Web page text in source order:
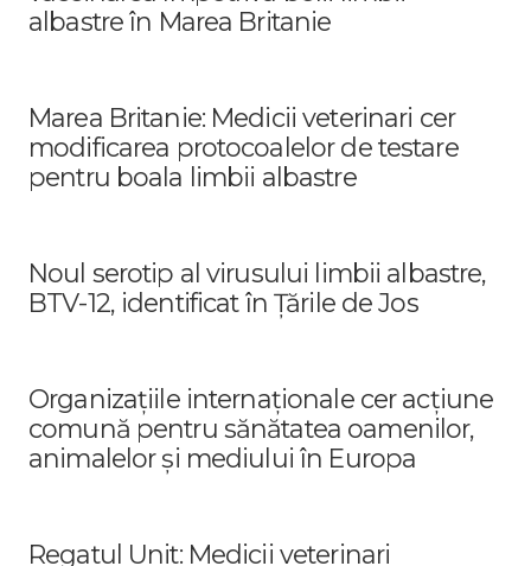
albastre în Marea Britanie
Marea Britanie: Medicii veterinari cer
modificarea protocoalelor de testare
pentru boala limbii albastre
Noul serotip al virusului limbii albastre,
BTV-12, identificat în Țările de Jos
Organizațiile internaționale cer acțiune
comună pentru sănătatea oamenilor,
animalelor și mediului în Europa
Regatul Unit: Medicii veterinari